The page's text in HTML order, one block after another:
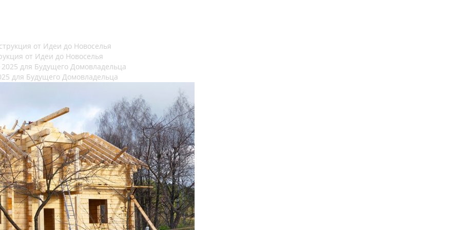
от Идеи до Новоселья
для Будущего Домовладельца